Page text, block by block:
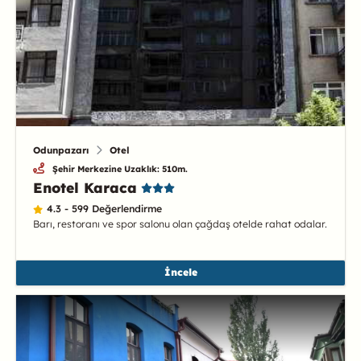
Odunpazarı Otel
Şehir Merkezine Uzaklık: 510m.
Enotel Karaca
4.3 - 599 Değerlendirme
Barı, restoranı ve spor salonu olan çağdaş otelde rahat odalar.
İncele